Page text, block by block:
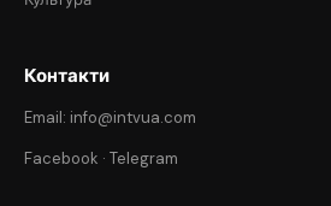
Контакти
Email: info@intvua.com
Facebook · Telegram